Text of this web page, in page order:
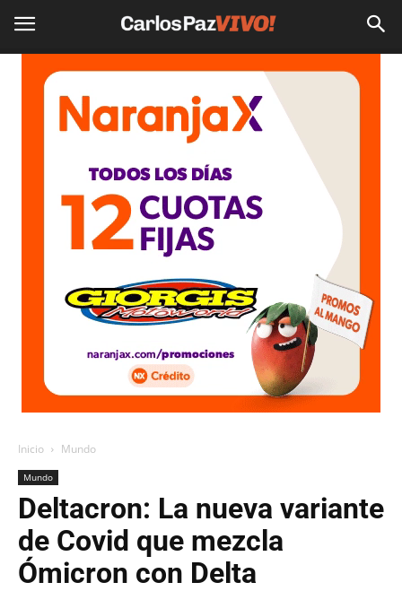
Inicio Mundo
Mundo
Deltacron: La nueva variante
de Covid que mezcla
Ómicron con Delta